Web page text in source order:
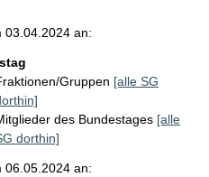
03.04.2024 an:
Gruppen [alle SG
des Bundestages [alle
dorthin]
06.05.2024 an: